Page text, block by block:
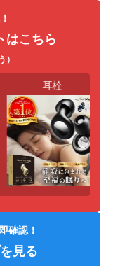
はこちら
）
耳栓
確認！
見る